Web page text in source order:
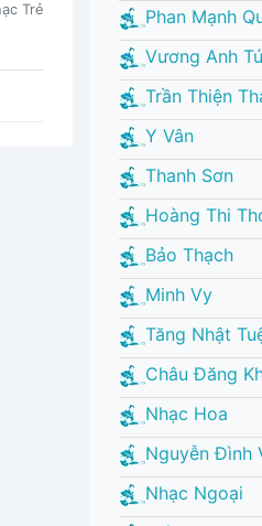
Trẻ
Phan Mạnh
Vương Anh Tú
Trần Thiện
Y Vân
Thanh Sơn
Hoàng Thi
Bảo Thạch
Minh Vy
Tăng Nhật
Châu Đăng
Nhạc Hoa
Nguyễn Đình
Nhạc Ngoại